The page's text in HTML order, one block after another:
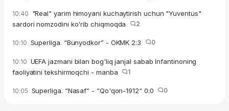
10:40 "Real" yarim himoyani kuchaytirish uchun "Yuventus"
sardori nomzodini ko'rib chiqmoqda
2
10:10 Superliga. “Bunyodkor” - OKMK 2:3 0
10:10 UEFA jazmani bilan bog'liq janjal sabab Infantinoning
faoliyatini tekshirmoqchi - manba
1
10:05 Superliga. “Nasaf” - “Qo'qon-1912“ 0:0 0